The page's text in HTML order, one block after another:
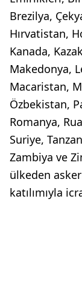
Brezilya,
Hırvatistan,
Kanada,
Makedonya,
Macaristan,
Özbekistan,
Romanya,
Suriye,
Zambiya ve
ülkeden
katılımıyla